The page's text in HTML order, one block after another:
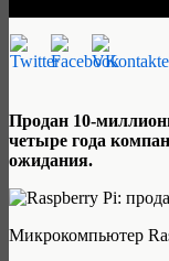
Продан 10-
четыре года
ожидания.
Микрокомпьютер